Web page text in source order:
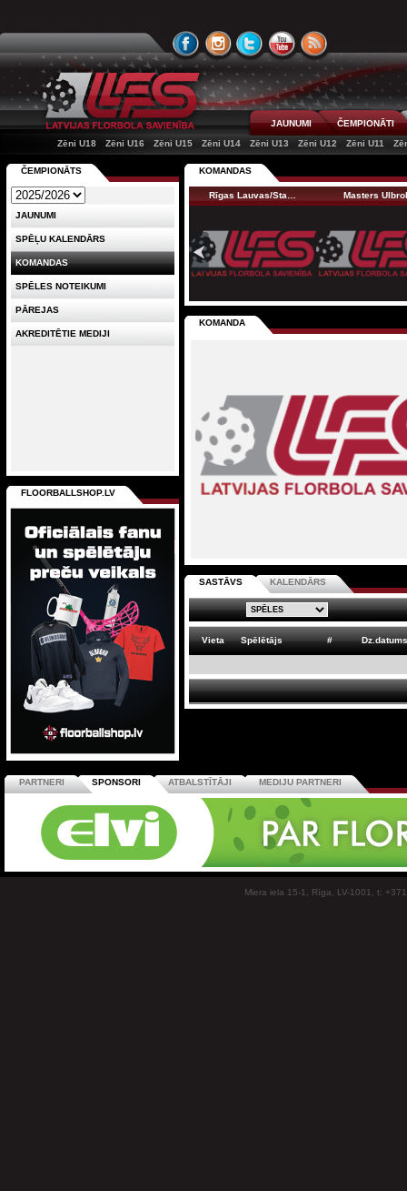
JAUNUMI
ČEMPIONĀTI
Zēni U18
Zēni U16 Zēni U15 Zēni U14 Zēni U13 Zēni U12 Zēni U11
KOMANDAS
Rīgas Lauvas/Sta… Masters
KOMANDA
SASTĀVS KALENDĀRS
Vieta Spēlētājs # Dz.datums
ČEMPIONĀTS
JAUNUMI
SPĒĻU KALENDĀRS
KOMANDAS
SPĒLES NOTEIKUMI
PĀREJAS
AKREDITĒTIE MEDIJI
FLOORBALLSHOP.LV
PARTNERI SPONSORI ATBALSTĪTĀJI MEDIJU PARTNERI
Miera iela 15-1, Rīga, LV-1001, t: